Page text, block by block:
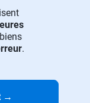
.
→